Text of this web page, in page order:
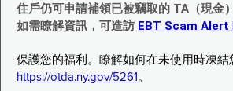
住戶仍可申請補領已被竊取的 TA（現金）
如需瞭解資訊，可造訪 EBT Scam Alert
保護您的福利。瞭解如何在未使用時凍結
https://otda.ny.gov/5261 。